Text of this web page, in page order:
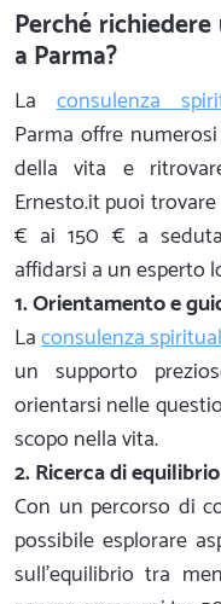
Perché
a Parma?
Laconsulenza
Parma offre
della vita e
Ernesto.it puoi
€ ai 150 € a
affidarsi a un esperto
1. Orientamento e
Laconsulenza
un supporto
orientarsi nelle
scopo nella vita.
2. Ricerca di
Con un percorso di
possibile esplorare
sull'equilibrio tra